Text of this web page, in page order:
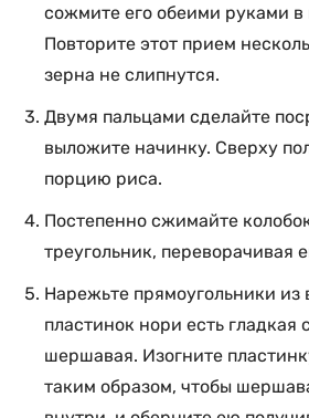
сожмите его обеими руками в
Повторите этот прием
зерна не слипнутся.
Двумя пальцами сделайте
выложите начинку. Сверху
порцию риса.
Постепенно сжимайте
треугольник, переворачивая
Нарежьте прямоугольники из
пластинок нори есть гладкая
шершавая. Изогните
таким образом, чтобы